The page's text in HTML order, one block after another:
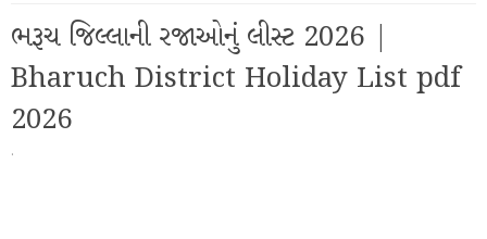
ભરૂચ જિલ્લાની રજાઓનું લીસ્ટ 2026 |
Bharuch District Holiday List pdf
2026
·